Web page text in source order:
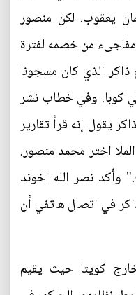
يعقوب. لكن منصور
من خصمه لفترة
ذاكر الذي كان مسجونا
كوبا. وفي خطاب نشر
يقول إنه قرأ تقارير
اختر محمد منصور.
نصر الله اخوند
في اتصال هاتفي أن
كويتا حيث يقيم